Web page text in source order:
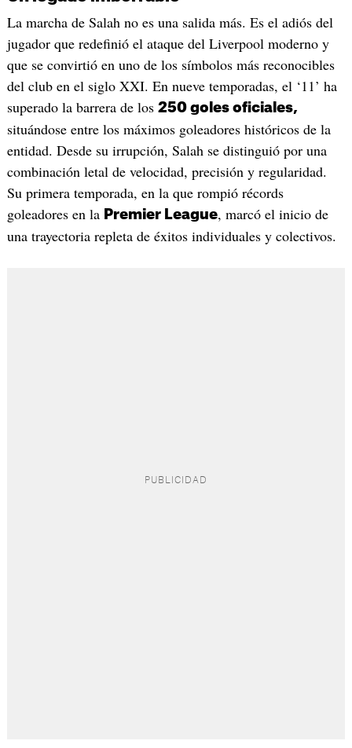
La marcha de Salah no es una salida más. Es el adiós del
jugador que redefinió el ataque del Liverpool moderno y
que se convirtió en uno de los símbolos más reconocibles
del club en el siglo XXI. En nueve temporadas, el ‘11’ ha
superado la barrera de los 250 goles oficiales,
situándose entre los máximos goleadores históricos de la
entidad. Desde su irrupción, Salah se distinguió por una
combinación letal de velocidad, precisión y regularidad.
Su primera temporada, en la que rompió récords
goleadores en la Premier League, marcó el inicio de
una trayectoria repleta de éxitos individuales y colectivos.